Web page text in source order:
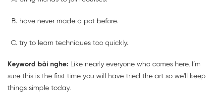
have never made a pot before.
try to learn techniques too quickly.
Keyword bài nghe: Like nearly everyone who comes here, I’m
sure this is the first time you will have tried the art so we'll keep
things simple today.